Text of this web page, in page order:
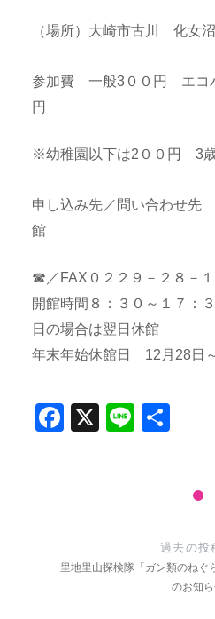
（場所）大崎市古川 化女
参加費 一般3００円 エコ
円
※幼稚園以下は2００円 3
申し込み先／問い合わせ先
館
☎／FAX０２２９－２８－１
開館時間８：３０～１７：
日の場合は翌日休館
年末年始休館日 12月28日
Facebook
X Line
過去の投
里地里山探検隊「ガン類のねぐ
のお知